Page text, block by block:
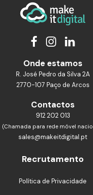
Onde estamos
R. José Pedro da Silva 2A
2770-107 Paço de Arcos
Contactos
912 202 013
(Chamada para rede móvel
sales@makeitdigital.pt
Recrutamento
Política de Privacidade